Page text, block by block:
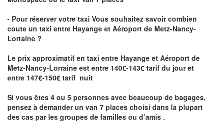
- Pour réserver votre taxi Vous souhaitez savoircombien
coute un taxi entre Hayange et Aéroport de Metz-Nancy-
Lorraine ?
Le prix approximatif en taxi entre Hayange et Aéroport de
Metz-Nancy-Lorraine est entre 140€-143€ tarif du jour et
entre 147€-150€ tarif nuit
Si vous êtes 4 ou 5 personnes avec beaucoup de bagages,
pensez à demander un van 7 places choisi dans la plupart
des cas par les groupes de familles ou d’amis .